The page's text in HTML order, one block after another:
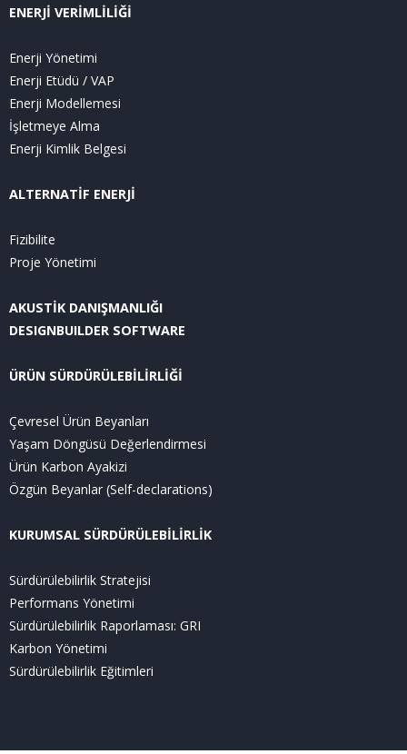
ENERJİ VERİMLİLİĞİ
Enerji Yönetimi
Enerji Etüdü / VAP
Enerji Modellemesi
İşletmeye Alma
Enerji Kimlik Belgesi
ALTERNATİF ENERJİ
Fizibilite
Proje Yönetimi
AKUSTİK DANIŞMANLIĞI
DESIGNBUILDER SOFTWARE
ÜRÜN SÜRDÜRÜLEBİLİRLİĞİ
Çevresel Ürün Beyanları
Yaşam Döngüsü Değerlendirmesi
Ürün Karbon Ayakizi
Özgün Beyanlar (Self-declarations)
KURUMSAL SÜRDÜRÜLEBİLİRLİK
Sürdürülebilirlik Stratejisi
Performans Yönetimi
Sürdürülebilirlik Raporlaması: GRI
Karbon Yönetimi
Sürdürülebilirlik Eğitimleri